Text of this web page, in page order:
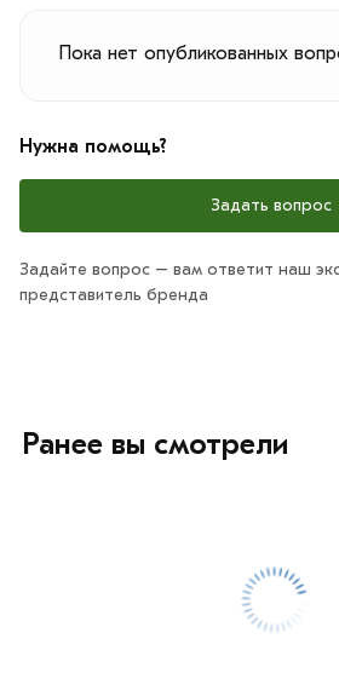
Пока нет опубликованных
Нужна помощь?
Задать вопрос
Задайте вопрос – вам ответит наш
представитель бренда
Ранее вы смотрели